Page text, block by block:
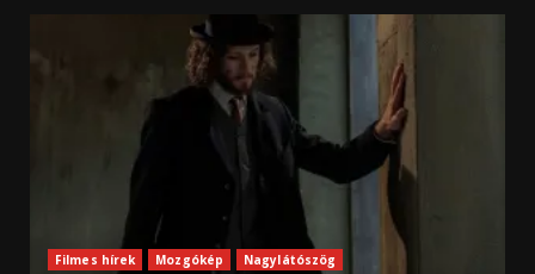
Filmes hírek Mozgókép Nagylátószög